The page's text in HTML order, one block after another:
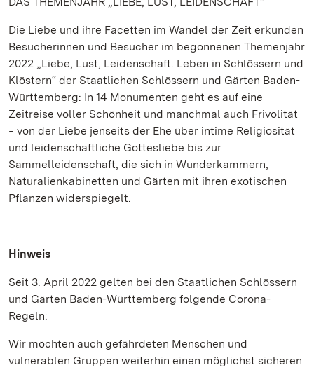
Die Liebe und ihre Facetten im Wandel der Zeit erkunden
Besucherinnen und Besucher im begonnenen Themenjahr
2022 „Liebe, Lust, Leidenschaft. Leben in Schlössern und
Klöstern“ der Staatlichen Schlössern und Gärten Baden-
Württemberg: In 14 Monumenten geht es auf eine
Zeitreise voller Schönheit und manchmal auch Frivolität
‒ von der Liebe jenseits der Ehe über intime Religiosität
und leidenschaftliche Gottesliebe bis zur
Sammelleidenschaft, die sich in Wunderkammern,
Naturalienkabinetten und Gärten mit ihren exotischen
Pflanzen widerspiegelt.
Hinweis
Seit 3. April 2022 gelten bei den Staatlichen Schlössern
und Gärten Baden-Württemberg folgende Corona-
Regeln:
Wir möchten auch gefährdeten Menschen und
vulnerablen Gruppen weiterhin einen möglichst sicheren